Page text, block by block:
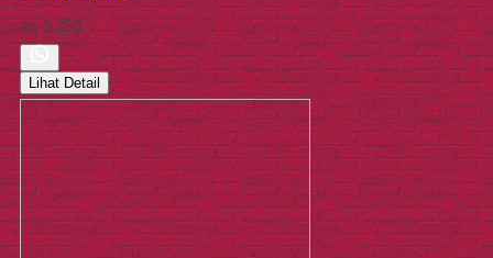
Rp 2.250
Lihat Detail